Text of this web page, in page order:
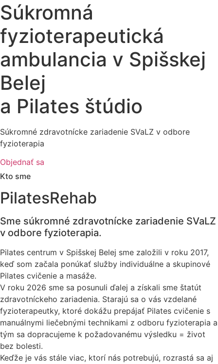
Súkromná
fyzioterapeutická
ambulancia v Spišskej
Belej
a Pilates štúdio
Súkromné zdravotnícke zariadenie SVaLZ v odbore
fyzioterapia
Objednať sa
Kto sme
PilatesRehab
Sme súkromné zdravotnícke zariadenie SVaLZ
v odbore fyzioterapia.
Pilates centrum v Spišskej Belej sme založili v roku 2017,
keď som začala ponúkať služby individuálne a skupinové
Pilates cvičenie a masáže.
V roku 2026 sme sa posunuli ďalej a získali sme štatút
zdravotníckeho zariadenia. Starajú sa o vás vzdelané
fyzioterapeutky, ktoré dokážu prepájať Pilates cvičenie s
manuálnymi liečebnými technikami z odboru fyzioterapia a
tým sa dopracujeme k požadovanému výsledku = život
bez bolesti.
Keďže je vás stále viac, ktorí nás potrebujú, rozrastá sa aj